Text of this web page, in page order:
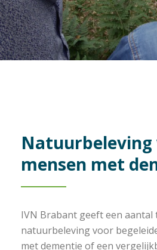
Natuurbeleving
mensen met
IVN Brabant geeft een
natuurbeleving voor
met dementie of een